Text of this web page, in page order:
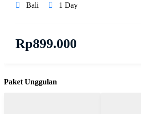
Bali 1 Day
Rp899.000
Paket Unggulan